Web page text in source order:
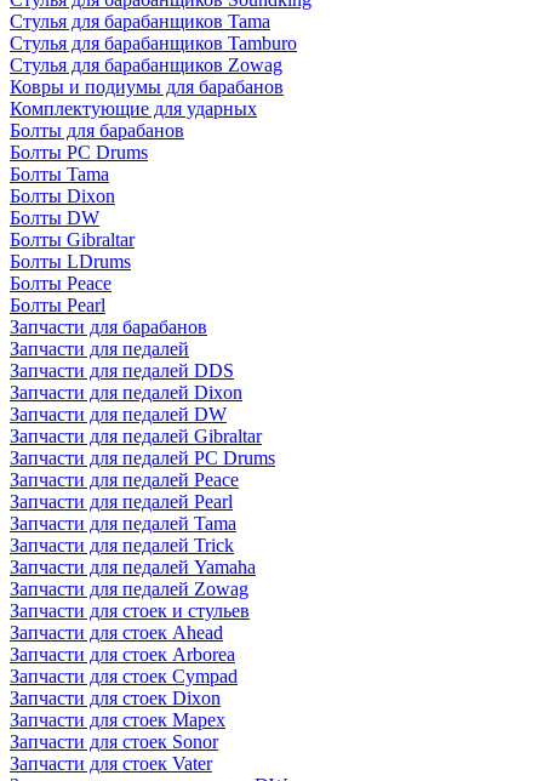
Стулья для барабанщиков Tama
Стулья для барабанщиков Tamburo
Стулья для барабанщиков Zowag
Ковры и подиумы для барабанов
Комплектующие для ударных
Болты для барабанов
Болты PC Drums
Болты Tama
Болты Dixon
Болты DW
Болты Gibraltar
Болты LDrums
Болты Peace
Болты Pearl
Запчасти для барабанов
Запчасти для педалей
Запчасти для педалей DDS
Запчасти для педалей Dixon
Запчасти для педалей DW
Запчасти для педалей Gibraltar
Запчасти для педалей PC Drums
Запчасти для педалей Peace
Запчасти для педалей Pearl
Запчасти для педалей Tama
Запчасти для педалей Trick
Запчасти для педалей Yamaha
Запчасти для педалей Zowag
Запчасти для стоек и стульев
Запчасти для стоек Ahead
Запчасти для стоек Arborea
Запчасти для стоек Cympad
Запчасти для стоек Dixon
Запчасти для стоек Mapex
Запчасти для стоек Sonor
Запчасти для стоек Vater